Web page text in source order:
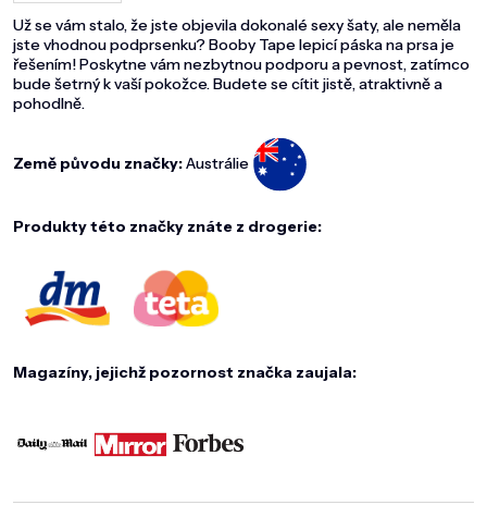
Už se vám stalo, že jste objevila dokonalé sexy šaty, ale neměla
jste vhodnou podprsenku? Booby Tape lepicí páska na prsa je
řešením! Poskytne vám nezbytnou podporu a pevnost, zatímco
bude šetrný k vaší pokožce. Budete se cítit jistě, atraktivně a
pohodlně.
Země původu značky:Austrálie
Produkty této značky znáte z drogerie:
Magazíny, jejichž pozornost značka zaujala: